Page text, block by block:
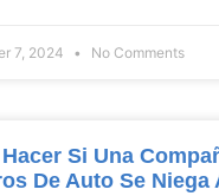
7, 2024 No Comments
Si Una
De Auto Se Niega